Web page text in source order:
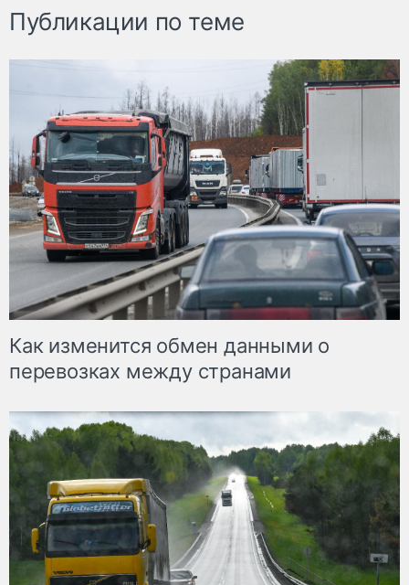
Публикации по теме
Как изменится обмен данными о
перевозках между странами